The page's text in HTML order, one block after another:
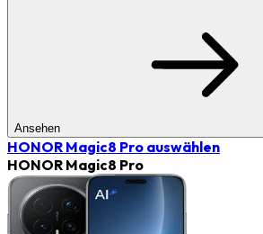
Ansehen
HONOR Magic8 Pro auswählen
HONOR Magic8 Pro